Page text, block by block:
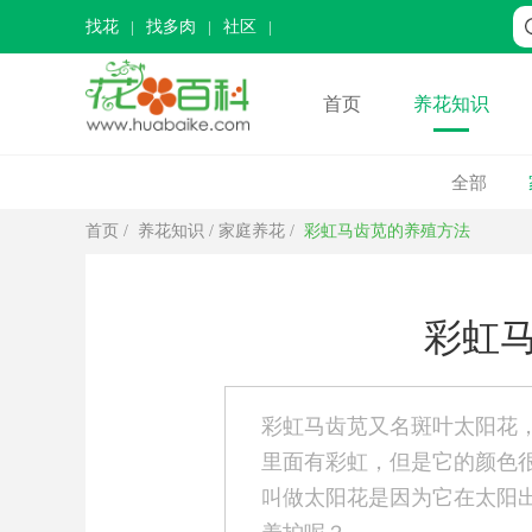
找花 找多肉 社区
首页 养花知识
全部
首页 / 养花知识 / 家庭养花 / 彩虹马齿苋的养殖方法
彩虹
彩虹马齿苋又名斑叶太阳花
里面有彩虹，但是它的颜色
叫做太阳花是因为它在太阳